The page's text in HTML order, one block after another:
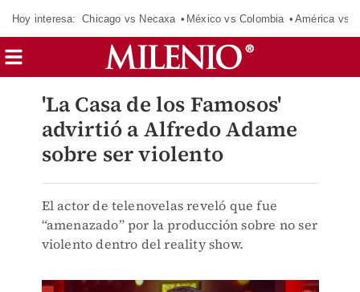
Hoy interesa: Chicago vs Necaxa México vs Colombia América vs
'La Casa de los Famosos'
advirtió a Alfredo Adame
sobre ser violento
El actor de telenovelas reveló que fue
“amenazado” por la producción sobre no ser
violento dentro del reality show.